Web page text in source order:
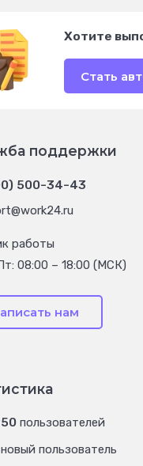
Хотите
Стать
поддержки
500-34-43
работы
08:00 – 18:00 (МСК)
нам
пользователей
пользователь